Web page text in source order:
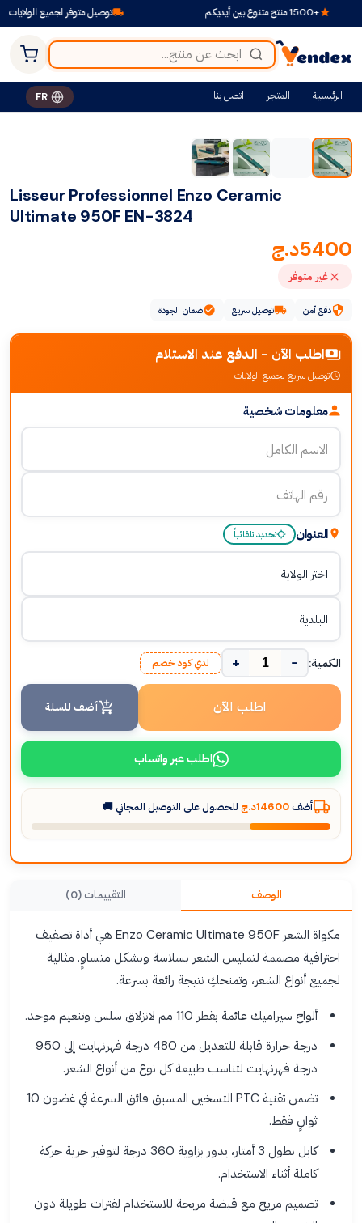
توصيل متوفر لجميع الولايات +1500 منتج متنوع بين أيديكم
الرئيسية المتجر اتصل بنا FR
Lisseur Professionnel Enzo Ceramic
Ultimate 950F EN-3824
5400د.ج
غير متوفر
دفع آمن توصيل سريع ضمان الجودة
اطلب الآن - الدفع عند الاستلام
توصيل سريع لجميع الولايات
معلومات شخصية
العنوان تحديد تلقائياً
الكمية: −
+ لدي كود خصم
اطلب الآن أضف للسلة
اطلب عبر واتساب
أضف 14600د.ج للحصول على التوصيل المجاني 🚚
الوصف التقييمات (0)
مكواة الشعر Enzo Ceramic Ultimate 950F هي أداة تصفيف
احترافية مصممة لتمليس الشعر بسلاسة وبشكل متساوٍ. مثالية
لجميع أنواع الشعر، وتمنحكِ نتيجة رائعة بسرعة.
ألواح سيراميك عائمة بقطر 110 مم لانزلاق سلس وتنعيم موحد.
درجة حرارة قابلة للتعديل من 480 درجة فهرنهايت إلى 950
درجة فهرنهايت لتناسب طبيعة كل نوع من أنواع الشعر.
تضمن تقنية PTC التسخين المسبق فائق السرعة في غضون 10
ثوانٍ فقط.
كابل بطول 3 أمتار، يدور بزاوية 360 درجة لتوفير حرية حركة
كاملة أثناء الاستخدام.
تصميم مريح مع قبضة مريحة للاستخدام لفترات طويلة دون